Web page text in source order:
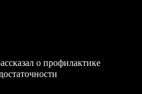
о профилактике